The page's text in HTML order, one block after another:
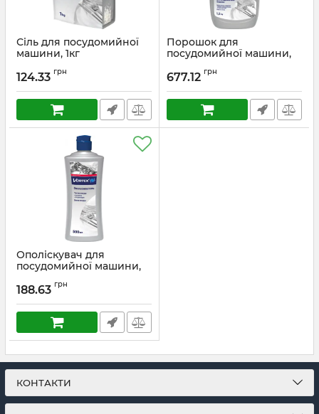
Сіль для посудомийної
машини, 1кг
124.33 грн
Порошок для
посудомийної машини,
677.12 грн
Ополіскувач для
посудомийної машини,
188.63 грн
КОНТАКТИ